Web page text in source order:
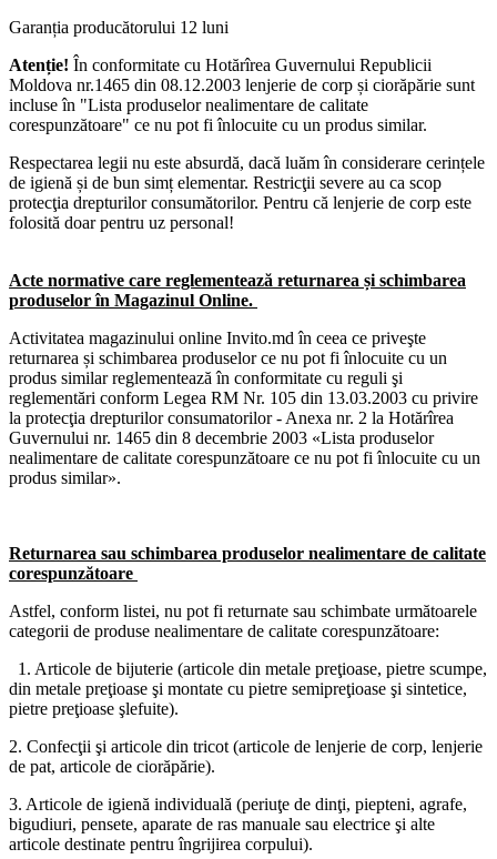
Garanția producătorului 12 luni
Atenție! În conformitate cu Hotărîrea Guvernului Republicii
Moldova nr.1465 din 08.12.2003 lenjerie de corp și ciorăpărie sunt
incluse în "Lista produselor nealimentare de calitate
corespunzătoare" ce nu pot fi înlocuite cu un produs similar.
Respectarea legii nu este absurdă, dacă luăm în considerare cerințele
de igienă și de bun simț elementar. Restricţii severe au ca scop
protecţia drepturilor consumătorilor. Pentru că lenjerie de corp este
folosită doar pentru uz personal!
Acte normative care reglementează returnarea și schimbarea
produselor în Magazinul Online.
Activitatea magazinului online Invito.md în ceea ce priveşte
returnarea și schimbarea produselor ce nu pot fi înlocuite cu un
produs similar reglementează în conformitate cu reguli şi
reglementări conform Legea RM Nr. 105 din 13.03.2003 cu privire
la protecţia drepturilor consumatorilor - Anexa nr. 2 la Hotărîrea
Guvernului nr. 1465 din 8 decembrie 2003 «Lista produselor
nealimentare de calitate corespunzătoare ce nu pot fi înlocuite cu un
produs similar».
Returnarea sau schimbarea produselor nealimentare de calitate
corespunzătoare
Astfel, conform listei, nu pot fi returnate sau schimbate următoarele
categorii de produse nealimentare de calitate corespunzătoare:
1. Articole de bijuterie (articole din metale preţioase, pietre scumpe,
din metale preţioase şi montate cu pietre semipreţioase şi sintetice,
pietre preţioase şlefuite).
2. Confecţii şi articole din tricot (articole de lenjerie de corp, lenjerie
de pat, articole de ciorăpărie).
3. Articole de igienă individuală (periuţe de dinţi, piepteni, agrafe,
bigudiuri, pensete, aparate de ras manuale sau electrice şi alte
articole destinate pentru îngrijirea corpului).